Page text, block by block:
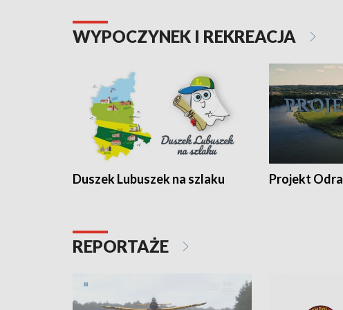
WYPOCZYNEK I REKREACJA
Duszek Lubuszek na szlaku Projekt Odra
REPORTAŻE